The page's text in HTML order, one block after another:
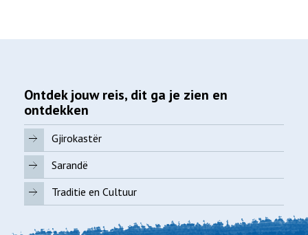
Ontdek jouw reis, dit ga je zien en
ontdekken
Gjirokastër
Sarandë
Traditie en Cultuur